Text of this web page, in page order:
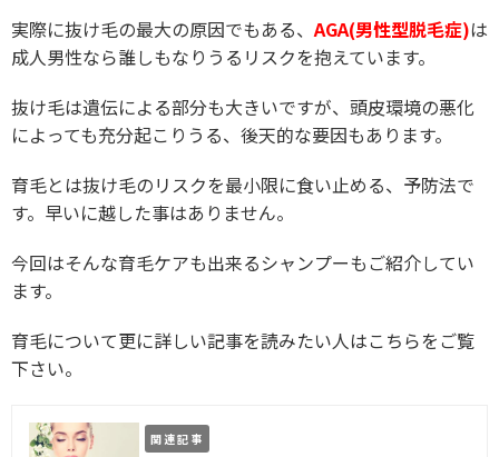
実際に抜け毛の最大の原因でもある、AGA(男性型脱毛症)は
成人男性なら誰しもなりうるリスクを抱えています。
抜け毛は遺伝による部分も大きいですが、頭皮環境の悪化
によっても充分起こりうる、後天的な要因もあります。
育毛とは抜け毛のリスクを最小限に食い止める、予防法で
す。早いに越した事はありません。
今回はそんな育毛ケアも出来るシャンプーもご紹介してい
ます。
育毛について更に詳しい記事を読みたい人はこちらをご覧
下さい。
関連記事